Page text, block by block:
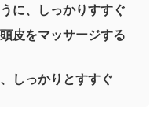
に、しっかりすすぐ
皮をマッサージする
しっかりとすすぐ